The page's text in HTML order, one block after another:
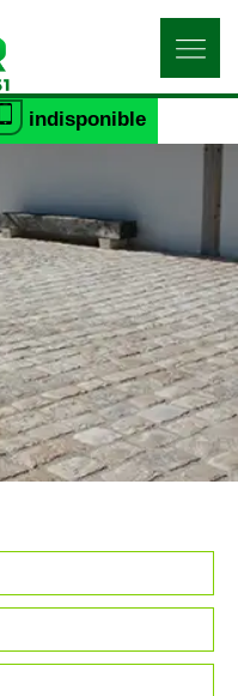
indisponible